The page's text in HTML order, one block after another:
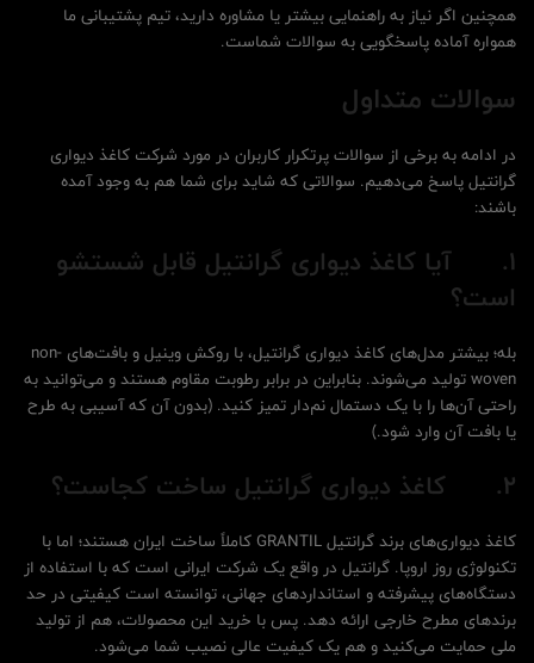
همچنین اگر نیاز به راهنمایی بیشتر یا مشاوره دارید، تیم پشتیبانی ما
همواره آماده پاسخگویی به سوالات شماست.
سوالات متداول
در ادامه به برخی از سوالات پرتکرار کاربران در مورد شرکت کاغذ دیواری
گرانتیل پاسخ می‌دهیم. سوالاتی که شاید برای شما هم به وجود آمده
باشند:
1.
آیا کاغذ دیواری گرانتیل قابل شستشو
است؟
بله؛ بیشتر مدل‌های کاغذ دیواری گرانتیل، با روکش وینیل و بافت‌های non-
woven تولید می‌شوند. بنابراین در برابر رطوبت مقاوم هستند و می‌توانید به
راحتی آن‌ها را با یک دستمال نم‌دار تمیز کنید. (بدون آن که آسیبی به طرح
یا بافت آن وارد شود.)
2. کاغذ دیواری گرانتیل ساخت کجاست؟
کاغذ دیواری‌های برند گرانتیل GRANTIL کاملاً ساخت ایران هستند؛ اما با
تکنولوژی روز اروپا. گرانتیل در واقع یک شرکت ایرانی است که با استفاده از
دستگاه‌های پیشرفته و استانداردهای جهانی، توانسته است کیفیتی در حد
برندهای مطرح خارجی ارائه دهد. پس با خرید این محصولات، هم از تولید
ملی حمایت می‌کنید و هم یک کیفیت عالی نصیب شما می‌شود.